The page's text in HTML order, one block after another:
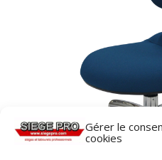
Gérer le
cookies